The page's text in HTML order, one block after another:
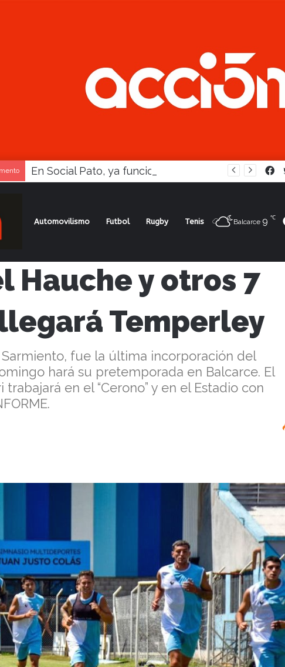
Automovilismo Futbol Rugby Tenis Balcarce 9 ℃
Hauche y otros 7 refuerzos, llegará Temperley
Hauche y otros 7
Temperley
Sarmiento, fue la última incorporación del
hará su pretemporada en Balcarce. El
en el “Cerono” y en el Estadio con